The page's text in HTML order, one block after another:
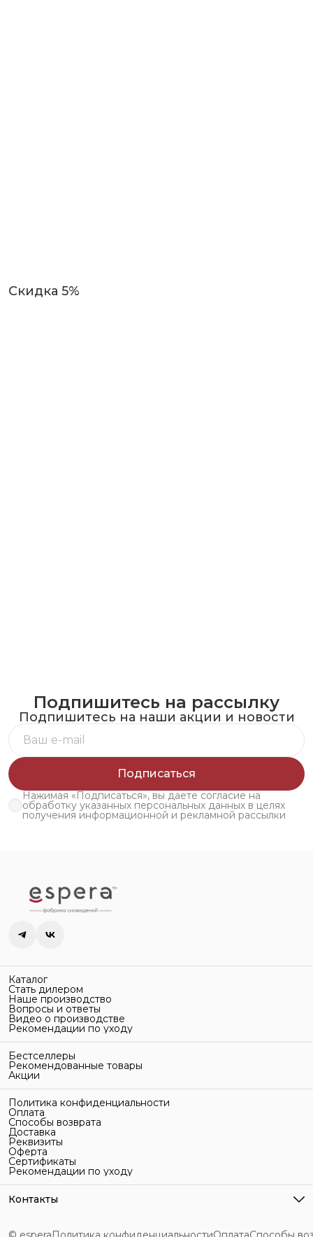
Скидка 5%
Подпишитесь на рассылку
Подпишитесь на наши акции и новости
Подписаться
Нажимая «Подписаться», вы даете согласие на
обработку указанных персональных данных в целях
получения информационной и рекламной рассылки
Каталог
Стать дилером
Наше производство
Вопросы и ответы
Видео о производстве
Рекомендации по уходу
Бестселлеры
Рекомендованные товары
Акции
Политика конфиденциальности
Оплата
Способы возврата
Доставка
Реквизиты
Оферта
Сертификаты
Рекомендации по уходу
Контакты